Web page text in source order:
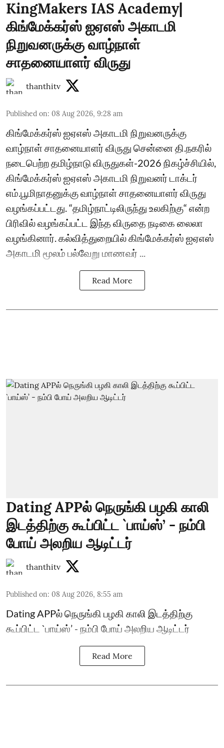
KingMakers IAS Academy|
கிங்மேக்கர்ஸ் ஐஏஎஸ் அகாடமி
நிறுவனருக்கு வாழ்நாள்
சாதனையாளர் விருது
thanthitv
Published on: 08 Aug 2026, 9:28 am
கிங்மேக்கர்ஸ் ஐஏஎஸ் அகாடமி நிறுவனருக்கு
வாழ்நாள் சாதனையாளர் விருது சென்னை தி.நகரில்
நடைபெற்ற தமிழ்நாடு விருதுகள்-2026 நிகழ்ச்சியில்,
கிங்மேக்கர்ஸ் ஐஏஎஸ் அகாடமி நிறுவனர் டாக்டர்
எம்.பூமிநாதனுக்கு வாழ்நாள் சாதனையாளர் விருது
வழங்கப்பட்டது. “தமிழ்நாட்டிலிருந்து உலகிற்கு“ என்ற
பிரிவில் வழங்கப்பட்ட இந்த விருதை நடிகை லைலா
வழங்கினார். கல்வித்துறையில் கிங்மேக்கர்ஸ் ஐஏஎஸ்
அகாடமி மூலம் பல்வேறு மாணவர் ...
Read More
Dating APPல் நெருங்கி பழகி காலி
இடத்திற்கு கூப்பிட்ட `பாய்ஸ்’ - நம்பி
போய் அலறிய ஆடிட்டர்
thanthitv
Published on: 08 Aug 2026, 8:55 am
Dating APPல் நெருங்கி பழகி காலி இடத்திற்கு
கூப்பிட்ட `பாய்ஸ்’ - நம்பி போய் அலறிய ஆடிட்டர்
Read More